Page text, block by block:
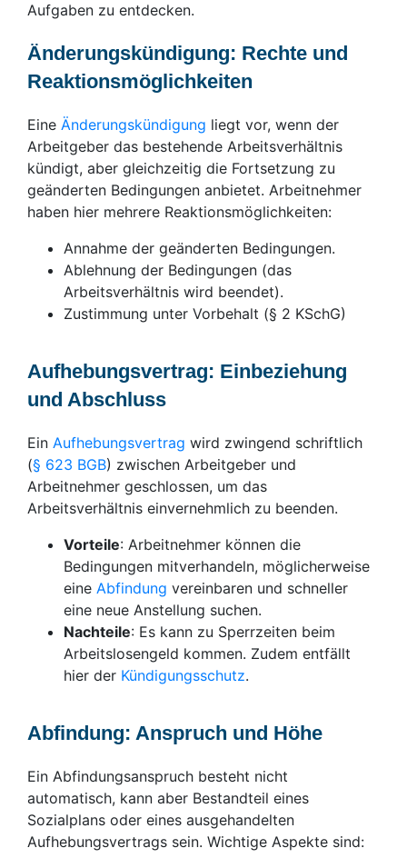
Aufgaben zu entdecken.
Änderungskündigung: Rechte und
Reaktionsmöglichkeiten
Eine Änderungskündigung liegt vor, wenn der
Arbeitgeber das bestehende Arbeitsverhältnis
kündigt, aber gleichzeitig die Fortsetzung zu
geänderten Bedingungen anbietet. Arbeitnehmer
haben hier mehrere Reaktionsmöglichkeiten:
Annahme der geänderten Bedingungen.
Ablehnung der Bedingungen (das
Arbeitsverhältnis wird beendet).
Zustimmung unter Vorbehalt (§ 2 KSchG)
Aufhebungsvertrag: Einbeziehung
und Abschluss
Ein Aufhebungsvertrag wird zwingend schriftlich
(§ 623 BGB) zwischen Arbeitgeber und
Arbeitnehmer geschlossen, um das
Arbeitsverhältnis einvernehmlich zu beenden.
Vorteile: Arbeitnehmer können die
Bedingungen mitverhandeln, möglicherweise
eine Abfindung vereinbaren und schneller
eine neue Anstellung suchen.
Nachteile: Es kann zu Sperrzeiten beim
Arbeitslosengeld kommen. Zudem entfällt
hier der Kündigungsschutz.
Abfindung: Anspruch und Höhe
Ein Abfindungsanspruch besteht nicht
automatisch, kann aber Bestandteil eines
Sozialplans oder eines ausgehandelten
Aufhebungsvertrags sein. Wichtige Aspekte sind: